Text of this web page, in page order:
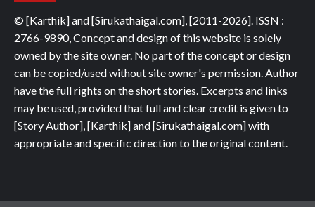
© [Karthik] and [Sirukathaigal.com], [2011-2026]. ISSN :
2766-9890, Concept and design of this website is solely
owned by the site owner. No part of the concept or design
can be copied/used without site owner's permission. Author
have the full rights on the short stories. Excerpts and links
may be used, provided that full and clear credit is given to
[Story Author], [Karthik] and [Sirukathaigal.com] with
appropriate and specific direction to the original content.